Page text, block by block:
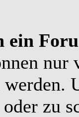
ein
nur
werden.
zu